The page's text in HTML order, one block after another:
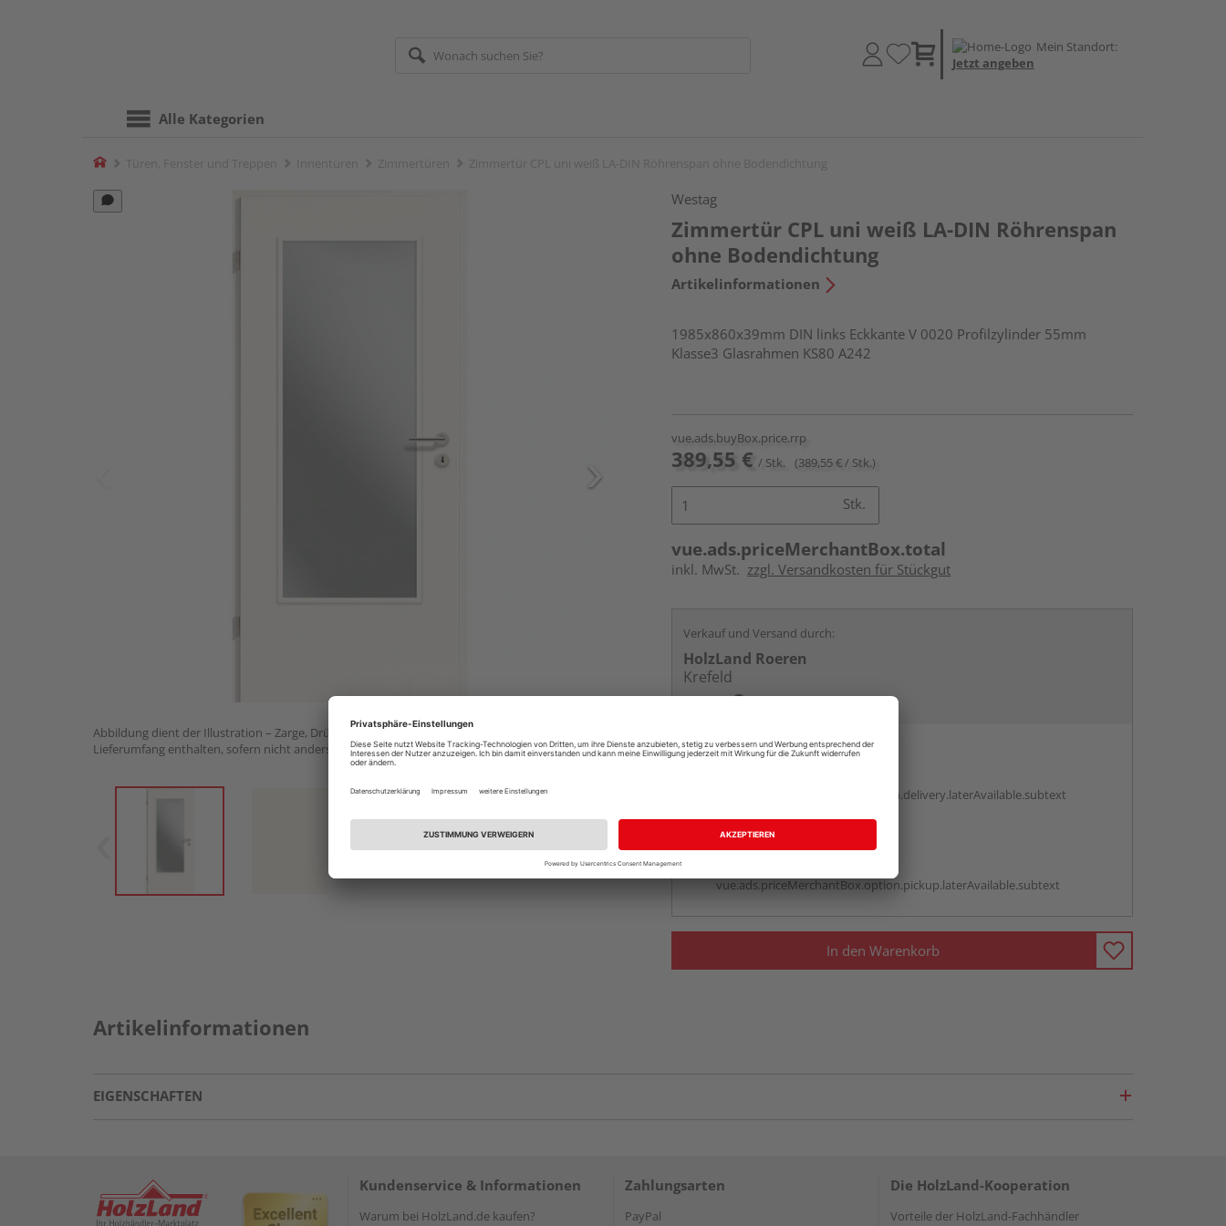
Mein Standort:
Jetzt angeben
Alle Kategorien
Home
Abbildung dient der Illustration – Zarge, Drückergarnitur und Glaseinsatz nicht im
Lieferumfang enthalten, sofern nicht anders angegeben.
Westag
Zimmertür CPL uni weiß LA-DIN Röhrenspan
ohne Bodendichtung
Artikelinformationen
1985x860x39mm DIN links Eckkante V 0020 Profilzylinder 55mm
Klasse3 Glasrahmen KS80 A242
vue.ads.buyBox.price.rrp
389,55 € / Stk. (389,55 € / Stk.)
Stk.
vue.ads.priceMerchantBox.total
inkl. MwSt. zzgl. Versandkosten für Stückgut
Verkauf und Versand durch:
HolzLand Roeren
Krefeld
Services Kontakt
Online bestellen
vue.ads.priceMerchantBox.option.delivery.laterAvailable.subtext
Beim Händler abholen
vue.ads.priceMerchantBox.option.pickup.laterAvailable.subtext
In den Warenkorb
Artikelinformationen
EIGENSCHAFTEN
Kundenservice & Informationen
Warum bei HolzLand.de kaufen?
Zahlungsarten
PayPal
Die HolzLand-Kooperation
Vorteile der HolzLand-Fachhändler